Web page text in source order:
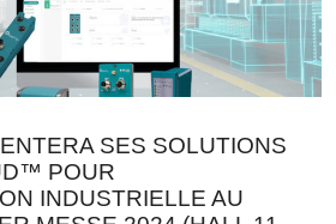
SES SOLUTIONS
POUR
INDUSTRIELLE AU